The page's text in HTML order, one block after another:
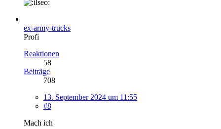
ex-army-trucks
Profi
Reaktionen
58
Beiträge
708
13. September 2024 um 11:55
#8
Mach ich